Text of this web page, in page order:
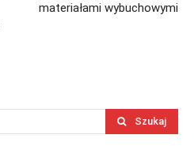
materiałami wybuchowymi
Szukaj